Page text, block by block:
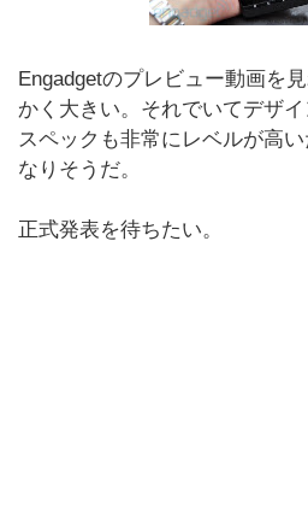
Engadgetのプレビュー動画を
かく大きい。それでいてデザ
スペックも非常にレベルが高
なりそうだ。
正式発表を待ちたい。